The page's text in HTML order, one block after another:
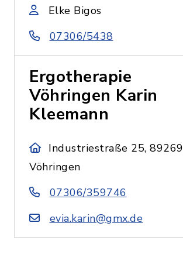
Elke Bigos
07306/5438
Ergotherapie
Vöhringen Karin
Kleemann
Industriestraße 25, 89269
Vöhringen
07306/359746
evia.karin@gmx.de